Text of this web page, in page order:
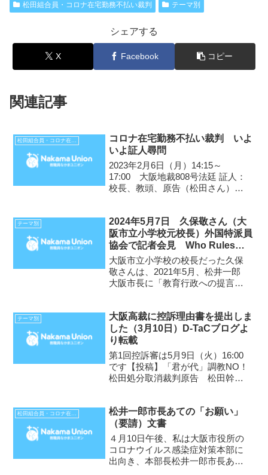
松田組合員・コロナ在宅勤務不払い裁判 テーマ別
シェアする
X Facebook コピー
関連記事
松田組合員・コロナ在宅勤務不払い裁判
コロナ在宅勤務不払い裁判 いよ
いよ証人尋問
2023年2月6日（月）14:15～
17:00 大阪地裁808号法廷 証人：
校長、教頭、原告（松田さん）
感染症拡大という状況の下で適切
な判断・措置を行わず、在宅勤務
を欠勤扱いにし...
テーマ別
2024年5月7日 久保敬さん（大
阪市立小学校元校長）外国特派員
協会で記者会見 Who Rules
Public Schools? （公立学校を
支配しているのは誰ですか？）
大阪市立小学校の校長だった久保
敬さんは、2021年5月、松井一郎
大阪市長に「教育行政への提言
それを理由として、同年8月、「文
書訓告」を受けましたが、国内支
援者・海外教育学者の声を...
テーマ別
大阪高裁に控訴理由書を提出しま
した（3月10日）D-TaCブログよ
り転載
第1回控訴審は5月9日（火）16:00
です【投稿】「君が代」調教NO！
松田処分取消裁判原告 松田幹雄
地裁判決（横田判決
2022.11.28）は請求棄却でした。
私の「君が代...
松田組合員・コロナ在宅勤務不払い裁判
松井一郎市長あての「お願い」
（要請）文書
４月10日午後、私は大阪市役所の
コロナウイルス感染症対策本部に
出向き、本部長松井一郎市長あて